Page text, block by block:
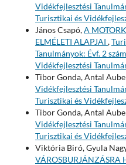
Vidékfejlesztési
Turisztikai és
János Csapó,A
ELMÉLETI ALAPJAI ,
Tanulmányok: Évf. 2
Vidékfejlesztési
Tibor Gonda, Antal
Vidékfejlesztési
Turisztikai és
Tibor Gonda, Antal
Vidékfejlesztési
Turisztikai és
Viktória Biró, Gyula
VÁROSBURJÁNZÁSRA